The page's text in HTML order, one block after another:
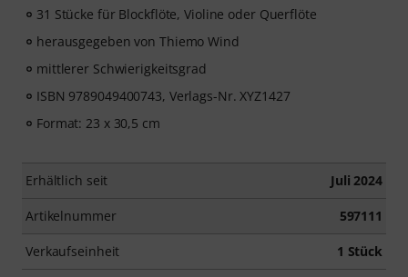
31 Stücke für Blockflöte, Violine oder Querflöte
herausgegeben von Thiemo Wind
mittlerer Schwierigkeitsgrad
ISBN 9789049400743, Verlags-Nr. XYZ1427
Format: 23 x 30,5 cm
Erhältlich seit Juli 2024
Artikelnummer 597111
Verkaufseinheit 1 Stück